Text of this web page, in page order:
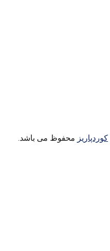
کوردپاریز محفوظ می باشد.